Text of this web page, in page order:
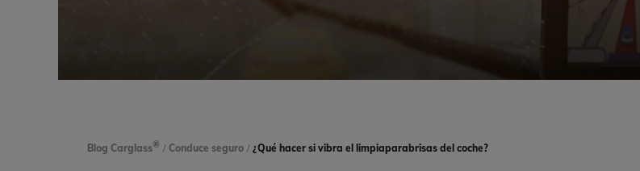
Blog Carglass® / Conduce seguro / ¿Qué hacer si vibra el limpiaparabrisas del coche?